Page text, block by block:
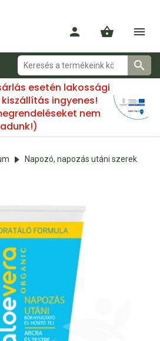
esetén lakossági
ingyenes!
nem
Napozó, napozás utáni szerek